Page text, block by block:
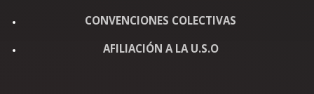
CONVENCIONES COLECTIVAS
AFILIACIÓN A LA U.S.O